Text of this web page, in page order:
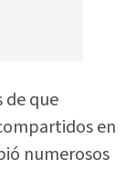
de que
en
numerosos